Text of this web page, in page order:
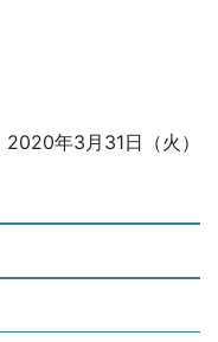
年3月31日（火）